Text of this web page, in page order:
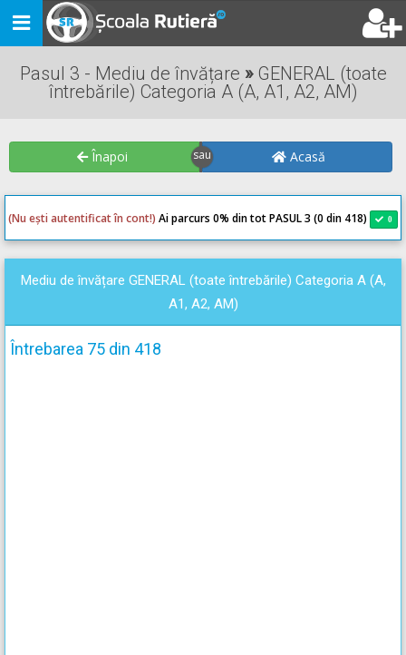
Toggle
navigation
Pasul 3 - Mediu de învățare »GENERAL (toate
întrebările) Categoria A (A, A1, A2, AM)
Înapoi Acasă
(Nu ești autentificat în cont!) Ai parcurs 0% din tot PASUL 3 (0 din 418) 0
Mediu de învățare GENERAL (toate întrebările) Categoria A (A,
A1, A2, AM)
Întrebarea 75 din 418